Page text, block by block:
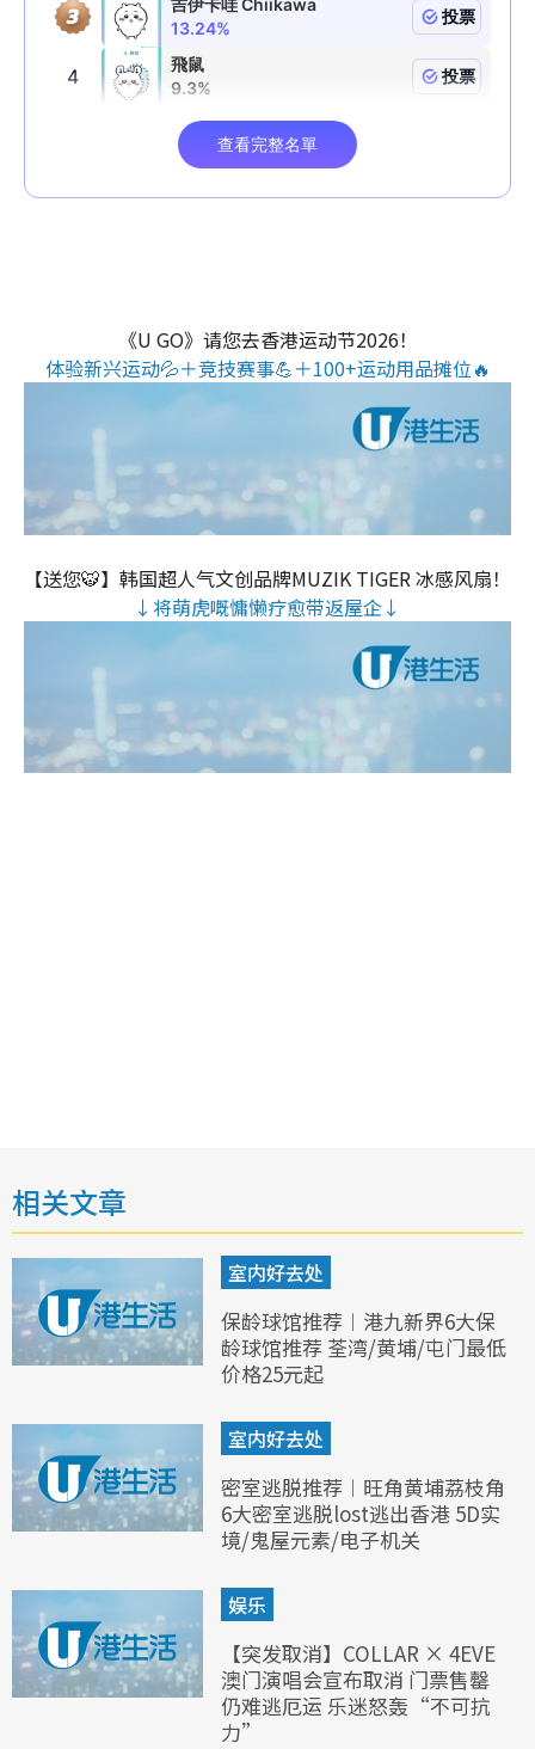
《U GO》请您去香港运动节2026！
体验新兴运动💦＋竞技赛事💪＋100+运动用品摊位🔥
【送您🐯】韩国超人气文创品牌MUZIK TIGER 冰感风扇！
↓将萌虎嘅慵懒疗愈带返屋企↓
相关文章
室内好去处
保龄球馆推荐︱港九新界6大保
龄球馆推荐 荃湾/黄埔/屯门最低
价格25元起
室内好去处
密室逃脱推荐︱旺角黄埔荔枝角
6大密室逃脱lost逃出香港 5D实
境/鬼屋元素/电子机关
娱乐
【突发取消】COLLAR × 4EVE
澳门演唱会宣布取消 门票售罄
仍难逃厄运 乐迷怒轰“不可抗
力”